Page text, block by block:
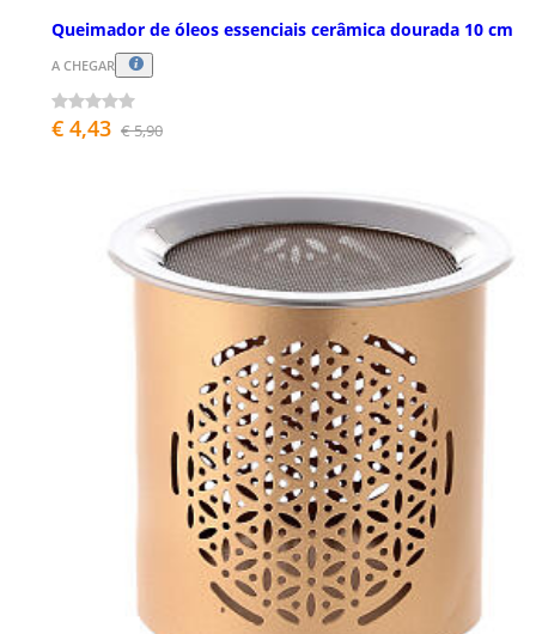
Queimador de óleos essenciais cerâmica dourada 10 cm
A CHEGAR
€ 4,43 € 5,90